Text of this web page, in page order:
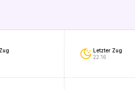
Letzter Zug
22:16